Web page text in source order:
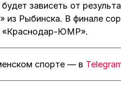
зависеть от
из Рыбинска. В финале
«Краснодар-ЮМР».
спорте — в